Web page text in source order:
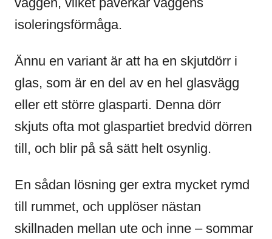
isoleringsförmåga.
Ännu en variant är att ha en skjutdörr i
glas, som är en del av en hel glasvägg
eller ett större glasparti. Denna dörr
skjuts ofta mot glaspartiet bredvid dörren
till, och blir på så sätt helt osynlig.
En sådan lösning ger extra mycket rymd
till rummet, och upplöser nästan
skillnaden mellan ute och inne – sommar